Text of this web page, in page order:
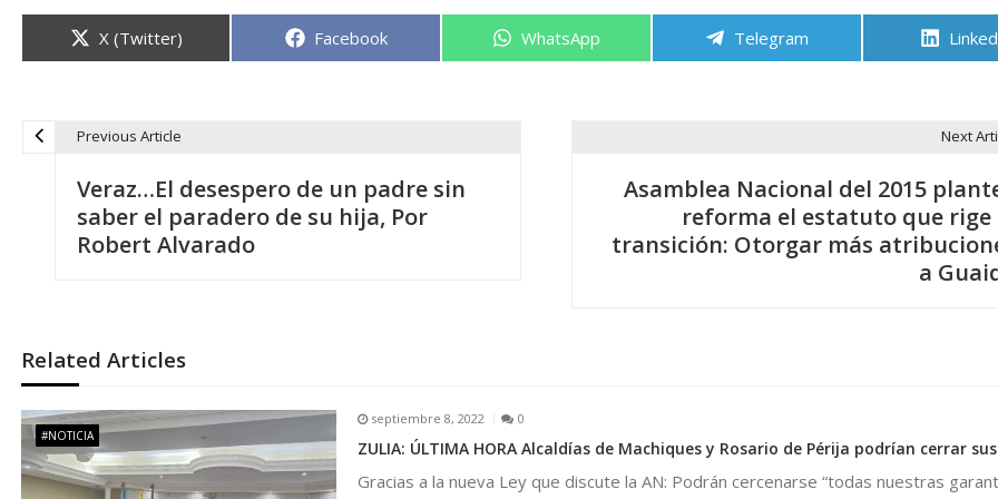
Compartir
en
X (Twitter) Compartir
Facebook Compartir
WhatsApp Compartir
Telegram
g
a
Previous Article
Veraz…El desespero de un padre sin
saber el paradero de su hija, Por
Robert Alvarado
Next
Asamblea Nacional del 2015
reforma el estatuto que rige
transición: Otorgar más
a
Related Articles
#NOTICIA
septiembre 8, 2022 0
ZULIA: ÚLTIMA HORA Alcaldías de Machiques y Rosario de Périja podrían cerrar
Gracias a la nueva Ley que discute la AN: Podrán cercenarse “todas nuestras